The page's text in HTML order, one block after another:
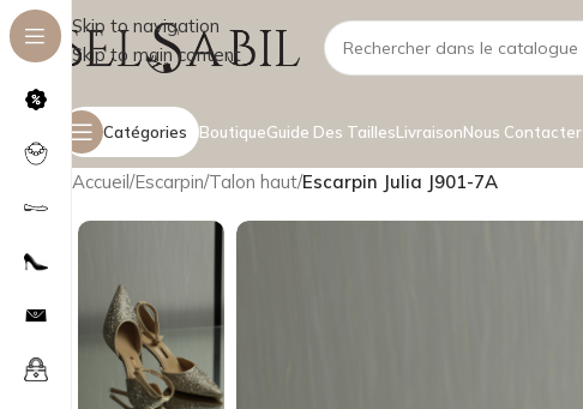
Skip to navigation
Skip to main content
Catégories BoutiqueGuide Des TaillesLivraisonNous Contacter
Accueil/Escarpin/Talon haut/Escarpin Julia J901-7A